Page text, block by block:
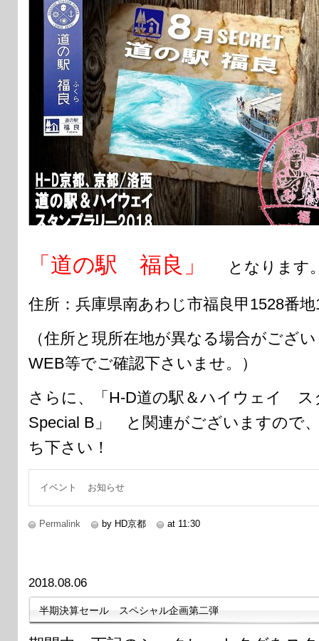
「道の駅 福良」 となります
住所：兵庫県南あわじ市福良甲1528番地
（住所と現所在地が異なる場合がござ
WEB等でご確認下さいませ。）
さらに、「H-D道の駅＆ハイウェイ
Special B」 と関連がございますので
ち下さい！
イベント お知らせ
Permalink by HD京都 at 11:30
2018.08.06
半期決算セール スペシャル企画第二弾